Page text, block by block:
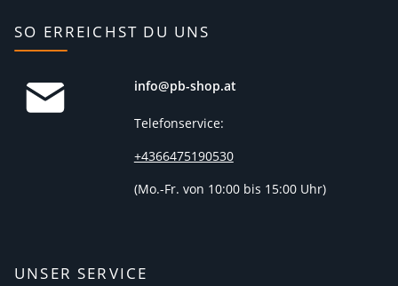
SO ERREICHST DU UNS
info@pb-shop.at
Telefonservice:
+4366475190530
(Mo.-Fr. von 10:00 bis 15:00 Uhr)
UNSER SERVICE